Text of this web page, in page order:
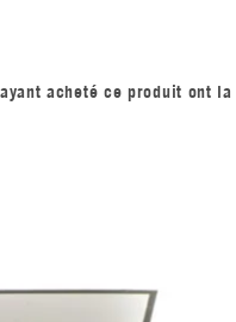
acheté ce produit ont